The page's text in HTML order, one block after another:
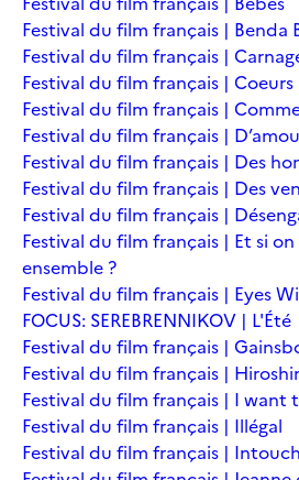
Festival du film français | Benda
Festival du film français |
Festival du film français | Coeurs
Festival du film français |
Festival du film français |
Festival du film français | Des
Festival du film français | Des
Festival du film français |
Festival du film français | Et si
ensemble ?
Festival du film français | Eyes
FOCUS: SEREBRENNIKOV | L'Été
Festival du film français |
Festival du film français |
Festival du film français | I want
Festival du film français | Illégal
Festival du film français |